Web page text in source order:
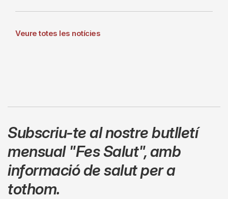
Veure totes les notícies
Subscriu-te al nostre butlletí
mensual "Fes Salut",amb
informació de salut per a
tothom.